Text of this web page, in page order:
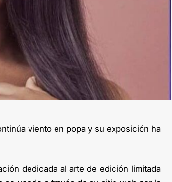
viento en popa y su exposición ha
dedicada al arte de edición limitada